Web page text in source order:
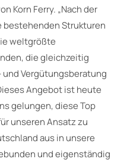
Korn Ferry. „Nach der
bestehenden Strukturen
weltgrößte
die gleichzeitig
und Vergütungsberatung
Angebot ist heute
gelungen, diese Top
unseren Ansatz zu
aus in unsere
und eigenständig